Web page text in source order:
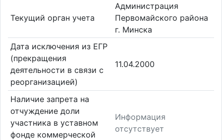
Текущий орган учета
Администрация
Первомайского района
г. Минска
Дата исключения из ЕГР
(прекращения
деятельности в связи с
реорганизацией)
11.04.2000
Наличие запрета на
отчуждение доли
участника в уставном
фонде коммерческой
Информация
отсутствует